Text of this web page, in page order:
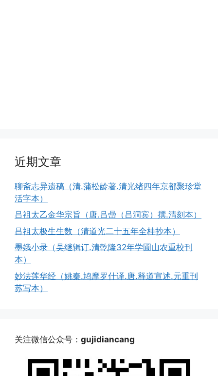
近期文章
聊斋志异遗稿（清.蒲松龄著.清光绪四年京都聚珍堂
活字本）
吕祖太乙金华宗旨（唐.吕喦（吕洞宾）撰.清刻本）
吕祖太极生生数（清道光二十五年全桂抄本）
墨娥小录（吴继辑订.清乾隆32年学圃山农重校刊
本）
妙法莲华经（姚秦.鸠摩罗什译.唐.释道宣述.元重刊
苏写本）
关注微信公众号： gujidiancang